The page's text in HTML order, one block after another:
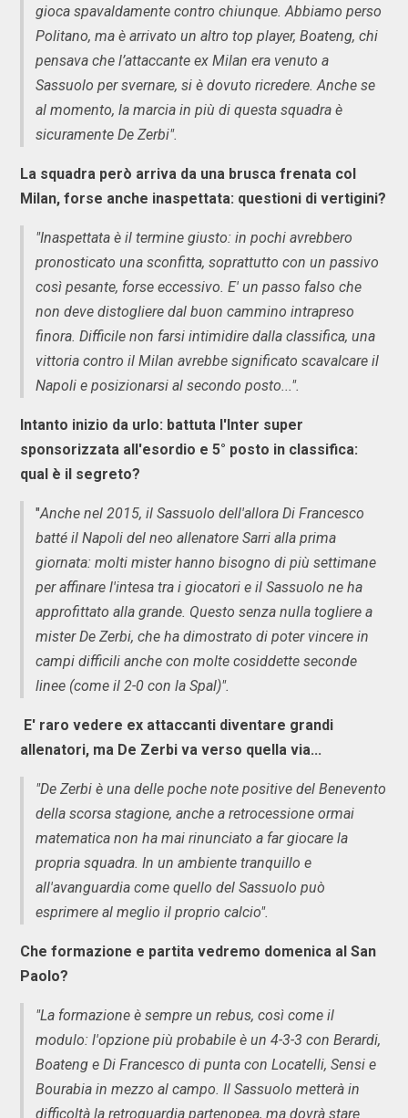
gioca spavaldamente contro chiunque. Abbiamo perso
Politano, ma è arrivato un altro top player, Boateng, chi
pensava che l’attaccante ex Milan era venuto a
Sassuolo per svernare, si è dovuto ricredere. Anche se
al momento, la marcia in più di questa squadra è
sicuramente De Zerbi".
La squadra però arriva da una brusca frenata col
Milan, forse anche inaspettata: questioni di vertigini?
"Inaspettata è il termine giusto: in pochi avrebbero
pronosticato una sconfitta, soprattutto con un passivo
così pesante, forse eccessivo. E' un passo falso che
non deve distogliere dal buon cammino intrapreso
finora. Difficile non farsi intimidire dalla classifica, una
vittoria contro il Milan avrebbe significato scavalcare il
Napoli e posizionarsi al secondo posto...".
Intanto inizio da urlo: battuta l'Inter super
sponsorizzata all'esordio e 5° posto in classifica:
qual è il segreto?
"Anche nel 2015, il Sassuolo dell'allora Di Francesco
batté il Napoli del neo allenatore Sarri alla prima
giornata: molti mister hanno bisogno di più settimane
per affinare l'intesa tra i giocatori e il Sassuolo ne ha
approfittato alla grande. Questo senza nulla togliere a
mister De Zerbi, che ha dimostrato di poter vincere in
campi difficili anche con molte cosiddette seconde
linee (come il 2-0 con la Spal)".
E' raro vedere ex attaccanti diventare grandi
allenatori, ma De Zerbi va verso quella via...
"De Zerbi è una delle poche note positive del Benevento
della scorsa stagione, anche a retrocessione ormai
matematica non ha mai rinunciato a far giocare la
propria squadra. In un ambiente tranquillo e
all'avanguardia come quello del Sassuolo può
esprimere al meglio il proprio calcio".
Che formazione e partita vedremo domenica al San
Paolo?
"La formazione è sempre un rebus, così come il
modulo: l'opzione più probabile è un 4-3-3 con Berardi,
Boateng e Di Francesco di punta con Locatelli, Sensi e
Bourabia in mezzo al campo. Il Sassuolo metterà in
difficoltà la retroguardia partenopea, ma dovrà stare